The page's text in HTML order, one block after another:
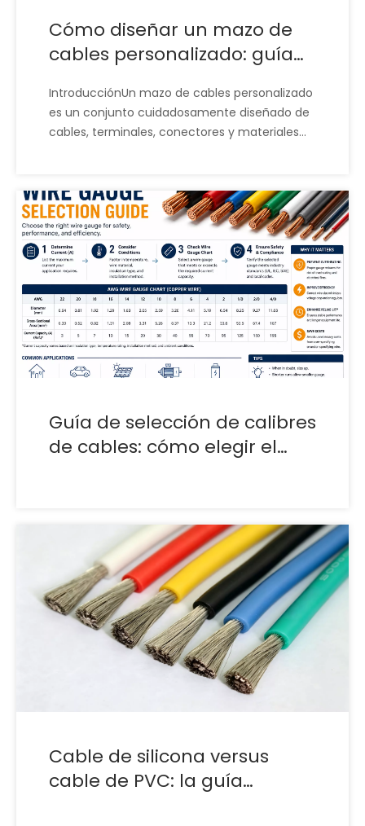
Cómo diseñar un mazo de
cables personalizado: guía
IntroducciónUn mazo de cables personalizado
es un conjunto cuidadosamente diseñado de
cables, terminales, conectores y materiales
segura dentro de un sistema. Desempeña un
papel fundamental en industrias como la
automotriz, aeroespacial y de dispositivos
médicos.
Guía de selección de calibres
de cables: cómo elegir el
de cables
Cable de silicona versus
cable de PVC: la guía